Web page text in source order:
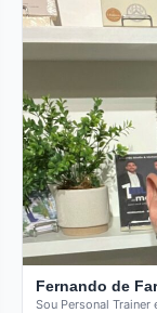
Fernando de
Sou Personal